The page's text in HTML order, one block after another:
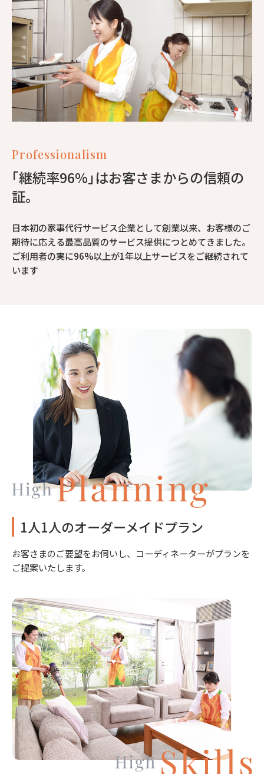
Professionalism
｢継続率96%｣はお客さまからの信頼の
証。
日本初の家事代行サービス企業として創業以来、お客様のご
期待に応える最高品質のサービス提供につとめてきました。
ご利用者の実に96%以上が1年以上サービスをご継続されて
います
1人1人のオーダーメイドプラン
お客さまのご要望をお伺いし、コーディネーターがプランを
ご提案いたします。